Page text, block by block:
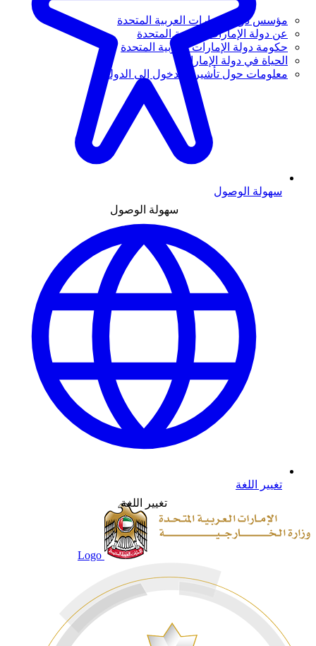
مؤسس دولة الإمارات العربية المتحدة
عن دولة الإمارات العربية المتحدة
حكومة دولة الإمارات العربية المتحدة
الحياة في دولة الإمارات
معلومات حول تأشيرة الدخول إلى الدولة
سهولة الوصول
سهولة الوصول
تغيير اللغة
تغيير اللغة
Logo